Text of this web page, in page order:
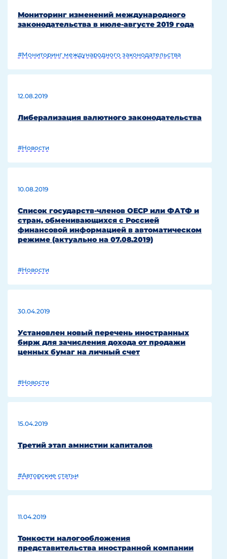
Мониторинг изменений международного
законодательства в июле-августе 2019 года
#Мониторинг международного законодательства
12.08.2019
Либерализация валютного законодательства
#Новости
10.08.2019
Список государств-членов ОЕСР или ФАТФ и
стран, обменивающихся с Россией
финансовой информацией в автоматическом
режиме (актуально на 07.08.2019)
#Новости
30.04.2019
Установлен новый перечень иностранных
бирж для зачисления дохода от продажи
ценных бумаг на личный счет
#Новости
15.04.2019
Третий этап амнистии капиталов
#Авторские статьи
11.04.2019
Тонкости налогообложения
представительства иностранной компании